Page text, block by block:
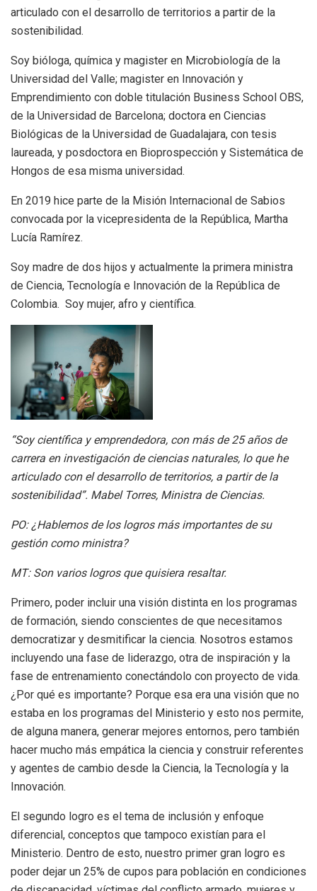
articulado con el desarrollo de territorios a partir de la
sostenibilidad.
Soy bióloga, química y magister en Microbiología de la
Universidad del Valle; magister en Innovación y
Emprendimiento con doble titulación Business School OBS,
de la Universidad de Barcelona; doctora en Ciencias
Biológicas de la Universidad de Guadalajara, con tesis
laureada, y posdoctora en Bioprospección y Sistemática de
Hongos de esa misma universidad.
En 2019 hice parte de la Misión Internacional de Sabios
convocada por la vicepresidenta de la República, Martha
Lucía Ramírez.
Soy madre de dos hijos y actualmente la primera ministra
de Ciencia, Tecnología e Innovación de la República de
Colombia. Soy mujer, afro y científica.
“Soy científica y emprendedora, con más de 25 años de
carrera en investigación de ciencias naturales, lo que he
articulado con el desarrollo de territorios, a partir de la
sostenibilidad”. Mabel Torres, Ministra de Ciencias.
PO: ¿Hablemos de los logros más importantes de su
gestión como ministra?
MT:Son varios logros que quisiera resaltar.
Primero, poder incluir una visión distinta en los programas
de formación, siendo conscientes de que necesitamos
democratizar y desmitificar la ciencia. Nosotros estamos
incluyendo una fase de liderazgo, otra de inspiración y la
fase de entrenamiento conectándolo con proyecto de vida.
¿Por qué es importante? Porque esa era una visión que no
estaba en los programas del Ministerio y esto nos permite,
de alguna manera, generar mejores entornos, pero también
hacer mucho más empática la ciencia y construir referentes
y agentes de cambio desde la Ciencia, la Tecnología y la
Innovación.
El segundo logro es el tema de inclusión y enfoque
diferencial, conceptos que tampoco existían para el
Ministerio. Dentro de esto, nuestro primer gran logro es
poder dejar un 25% de cupos para población en condiciones